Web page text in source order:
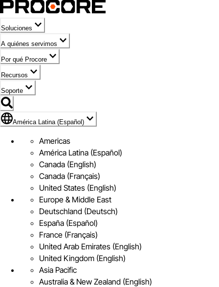
Soluciones
A quiénes servimos
Por qué Procore
Recursos
Soporte
Bandera de América Latina (Español)
América Latina (Español)
Americas
América Latina (Español)
Canada (English)
Canada (Français)
United States (English)
Europe & Middle East
Deutschland (Deutsch)
España (Español)
France (Français)
United Arab Emirates (English)
United Kingdom (English)
Asia Pacific
Australia & New Zealand (English)